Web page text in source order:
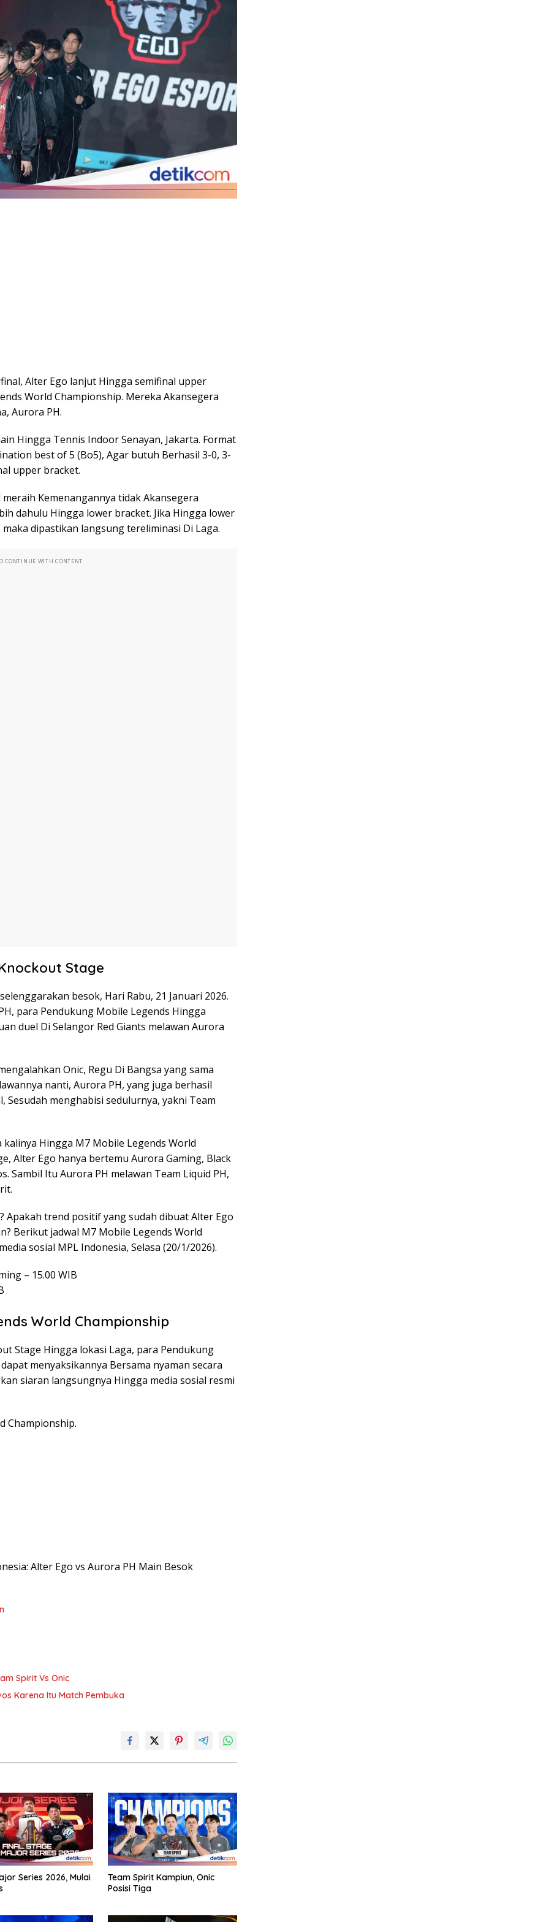
Alter Ego lanjut Hingga semifinal upper
World Championship. Mereka Akansegera
Aurora PH.
Hingga Tennis Indoor Senayan, Jakarta. Format
best of 5 (Bo5), Agar butuh Berhasil 3-0, 3-
upper bracket.
Kemenangannya tidak Akansegera
dahulu Hingga lower bracket. Jika Hingga lower
dipastikan langsung tereliminasi Di Laga.
CONTINUE WITH CONTENT
Stage
besok, Hari Rabu, 21 Januari 2026.
para Pendukung Mobile Legends Hingga
duel Di Selangor Red Giants melawan Aurora
Onic, Regu Di Bangsa yang sama
nanti, Aurora PH, yang juga berhasil
menghabisi sedulurnya, yakni Team
Hingga M7 Mobile Legends World
Alter Ego hanya bertemu Aurora Gaming, Black
Sambil Itu Aurora PH melawan Team Liquid PH,
Apakah trend positif yang sudah dibuat Alter Ego
Berikut jadwal M7 Mobile Legends World
sosial MPL Indonesia, Selasa (20/1/2026).
– 15.00 WIB
World Championship
Stage Hingga lokasi Laga, para Pendukung
menyaksikannya Bersama nyaman secara
siaran langsungnya Hingga media sosial resmi
Championship.
Alter Ego vs Aurora PH Main Besok
Spirit Vs Onic
Karena Itu Match Pembuka
Series 2026, Mulai
Team Spirit Kampiun, Onic
Posisi Tiga